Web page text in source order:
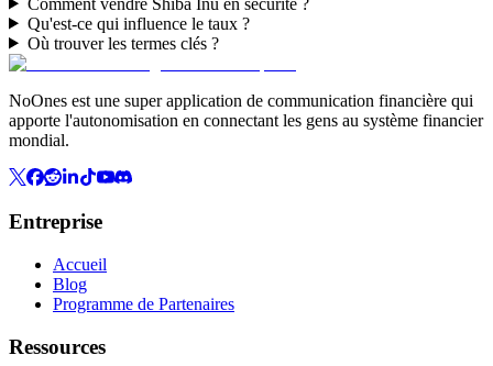
Qu'est-ce qui influence le taux ?
Où trouver les termes clés ?
NoOnes est une super application de communication financière qui
apporte l'autonomisation en connectant les gens au système financier
mondial.
Entreprise
Accueil
Blog
Programme de Partenaires
Ressources